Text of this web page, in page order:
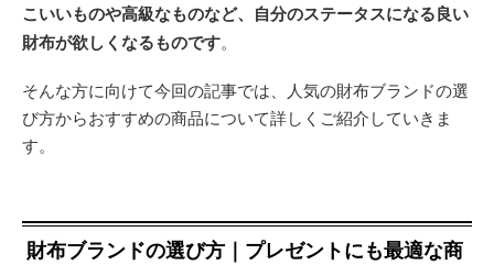
こいいものや高級なものなど、自分のステータスになる良い
財布が欲しくなるものです。
そんな方に向けて今回の記事では、人気の財布ブランドの選
び方からおすすめの商品について詳しくご紹介していきま
す。
財布ブランドの選び方｜プレゼントにも最適な商